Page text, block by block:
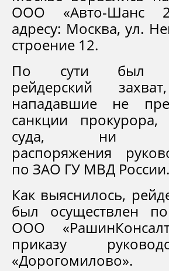
ООО «Авто-Шанс
адресу: Москва, ул.
строение 12.
По сути был
рейдерский
нападавшие не
санкции
суда, ни
распоряжения
по ЗАО ГУ МВД России.
Как выяснилось,
был осуществлен
ООО
приказу
«Дорогомилово».